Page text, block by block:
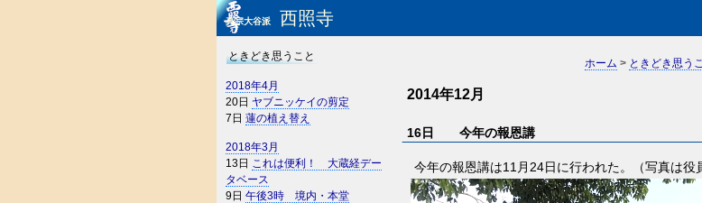
真宗大谷派 西照寺
ホーム > ときどき思う
2014年12月
16日 今年の報恩講
今年の報恩講は11月24日に行われた。（写真は役
ときどき思うこと
2018年4月
20日 ヤブニッケイの剪定
7日 蓮の植え替え
2018年3月
13日 これは便利！ 大蔵経デー
タベース
9日 午後3時 境内・本堂